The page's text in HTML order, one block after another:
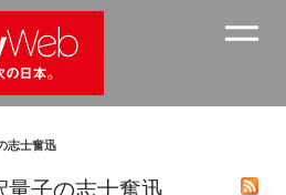
志士奮迅
子の志士奮迅